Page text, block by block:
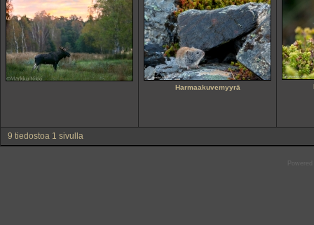
Harmaakuvemyyrä
9 tiedostoa 1 sivulla